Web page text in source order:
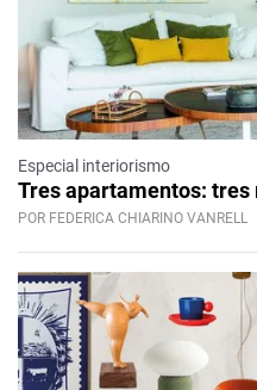
Especial interiorismo
Tres apartamentos:
POR FEDERICA CHIARINO VANRELL